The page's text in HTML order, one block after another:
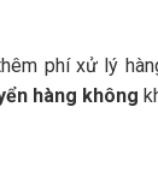
phí xử lý
hàng không